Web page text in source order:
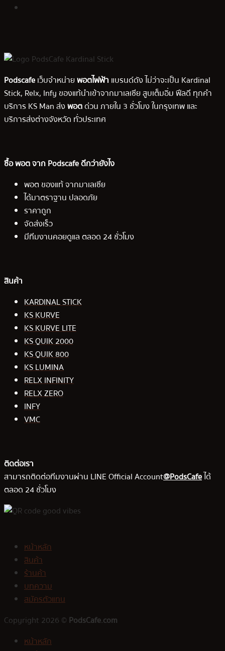
Podscafeเว็บจำหน่ายพอตไฟฟ้า แบรนด์ดัง ไม่ว่าจะเป็น Kardinal
Stick, Relx, Infy ของแท้นำเข้าจากมาเลเซีย สูบเต็มอิ่ม ฟีลดี ทุกคำ
บริการ KS Man ส่งพอตด่วน ภายใน 3 ชั่วโมง ในกรุงเทพ และ
บริการส่งต่างจังหวัด ทั่วประเทศ
ซื้อ พอต จาก Podscafe ดีกว่ายังไง
พอต ของแท้ จากมาเลเซีย
ได้มาตราฐาน ปลอดภัย
ราคาถูก
จัดส่งเร็ว
มีทีมงานคอยดูแล ตลอด 24 ชั่วโมง
สินค้า
KARDINAL STICK
KS KURVE
KS KURVE LITE
KS QUIK 2000
KS QUIK 800
KS LUMINA
RELX INFINITY
RELX ZERO
INFY
VMC
ติดต่อเรา
สามารถติดต่อทีมงานผ่าน LINE Official Account@PodsCafeได้
ตลอด 24 ชั่วโมง
หน้าหลัก
สินค้า
ร้านค้า
บทความ
สมัครตัวแทน
Copyright 2026 © PodsCafe.com
หน้าหลัก